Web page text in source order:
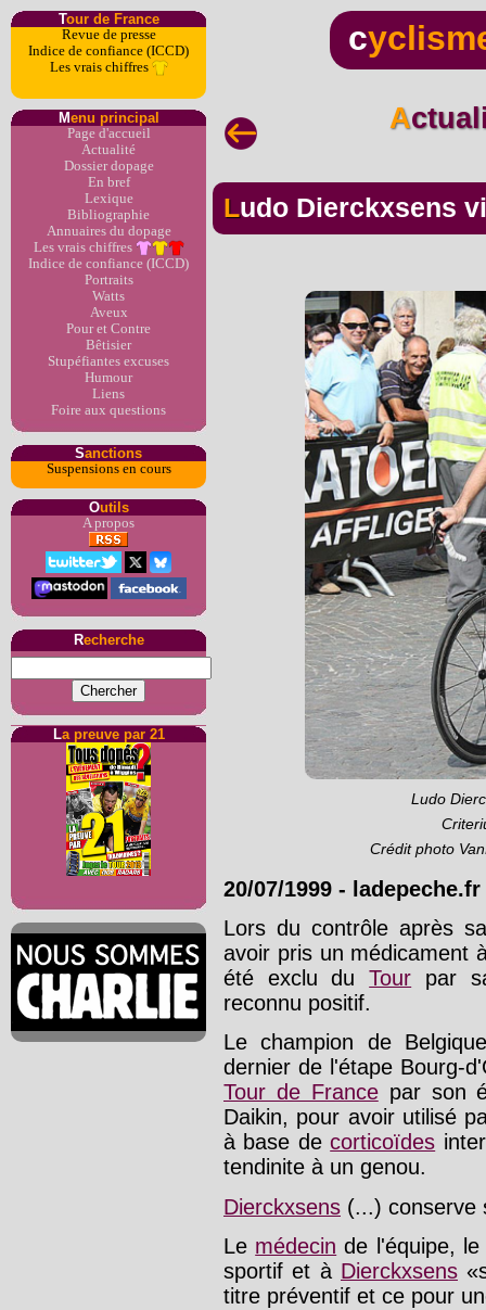
Tour de France
Revue de presse
Indice de confiance (ICCD)
Les vrais chiffres
Menu principal
Page d'accueil
Actualité
Dossier dopage
En bref
Lexique
Bibliographie
Annuaires du dopage
Les vrais chiffres
Indice de confiance (ICCD)
Portraits
Watts
Aveux
Pour et Contre
Bêtisier
Stupéfiantes excuses
Humour
Liens
Foire aux questions
Sanctions
Suspensions en cours
Outils
A propos
Recherche
La preuve par 21
c
Ludo Dierckxsens
Ludo
Crédit photo
20/07/1999 - ladepeche.fr
Lors du contrôle après
avoir pris un médicament
été exclu duTour par
reconnu positif.
Le champion de
dernier de l'étape Bourg-
Tour de Francepar son
Daikin, pour avoir utilisé
à base decorticoïdes
tendinite à un genou.
Dierckxsens (...) conserve
Le médecin de l'équipe,
sportif et à Dierckxsens
titre préventif et ce pour